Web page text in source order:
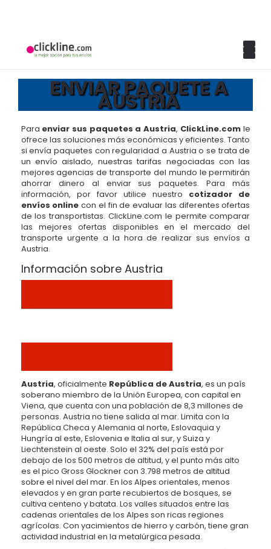
ENVIAR PAQUETE A
AUSTRIA
Para enviar sus paquetes a Austria, ClickLine.comle
ofrece las soluciones más económicas y eficientes. Tanto
si envía paquetes con regularidad a Austria o se trata de
un envío aislado, nuestras tarifas negociadas con las
mejores agencias de transporte del mundo le permitirán
ahorrar dinero al enviar sus paquetes. Para más
información, por favor utilice nuestro cotizador de
envíos online con el fin de evaluar las diferentes ofertas
de los transportistas. ClickLine.com le permite comparar
las mejores ofertas disponibles en el mercado del
transporte urgente a la hora de realizar sus envíos a
Austria.
Información sobre Austria
Austria, oficialmente República de Austria, es un país
soberano miembro de la Unión Europea, con capital en
Viena, que cuenta con una población de 8,3 millones de
personas. Austria no tiene salida al mar. Limita con la
República Checa y Alemania al norte, Eslovaquia y
Hungría al este, Eslovenia e Italia al sur, y Suiza y
Liechtenstein al oeste. Solo el 32% del país está por
debajo de los 500 metros de altitud, y el punto más alto
es el pico Gross Glockner con 3.798 metros de altitud
sobre el nivel del mar. En los Alpes orientales, menos
elevados y en gran parte recubiertos de bosques, se
cultiva centeno y batata. Los valles situados entre las
cadenas orientales de los Alpes son ricas regiones
agrícolas. Con yacimientos de hierro y carbón, tiene gran
actividad industrial en la metalúrgica pesada.